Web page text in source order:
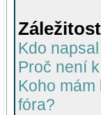
Kdo
Proč není
Koho
fóra?